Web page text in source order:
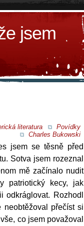
jsem
literatura
Povídky
Charles Bukowski
jsem se těsně před
Sotva jsem rozeznal
mě začínalo nudit
patriotický kecy, jak
Rozhodl
přečíst si
co jsem považoval